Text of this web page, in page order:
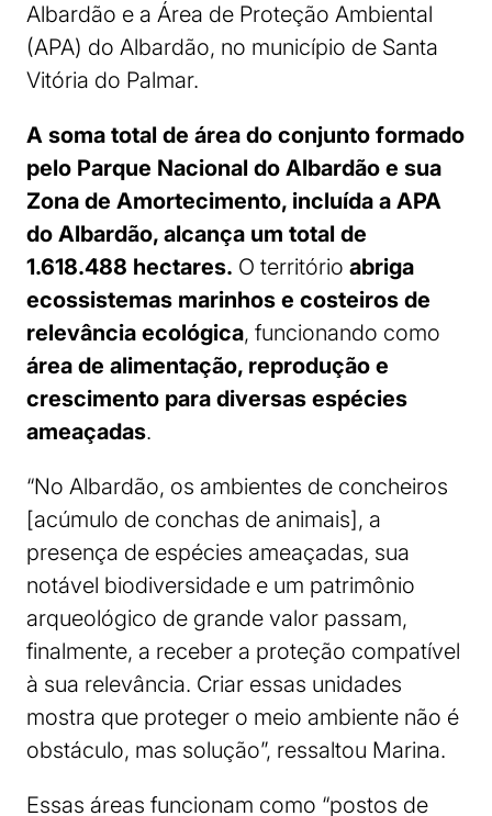
Albardão e a Área de Proteção Ambiental
(APA) do Albardão, no município de Santa
Vitória do Palmar.
A soma total de área do conjunto formado
pelo Parque Nacional do Albardão e sua
Zona de Amortecimento, incluída a APA
do Albardão, alcança um total de
1.618.488 hectares. O território abriga
ecossistemas marinhos e costeiros de
relevância ecológica, funcionando como
área de alimentação, reprodução e
crescimento para diversas espécies
ameaçadas.
“No Albardão, os ambientes de concheiros
[acúmulo de conchas de animais], a
presença de espécies ameaçadas, sua
notável biodiversidade e um patrimônio
arqueológico de grande valor passam,
finalmente, a receber a proteção compatível
à sua relevância. Criar essas unidades
mostra que proteger o meio ambiente não é
obstáculo, mas solução”, ressaltou Marina.
Essas áreas funcionam como “postos de